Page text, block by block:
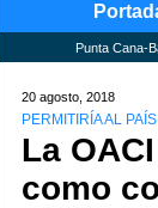
Punta Cana-
20 agosto, 2018
PERMITIRÍA AL
La
como